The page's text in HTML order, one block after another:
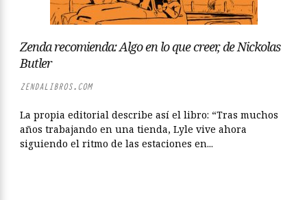
Zenda recomienda: Algo en lo que creer, de Nickolas
Butler
ZENDALIBROS.COM
La propia editorial describe así el libro: “Tras muchos
años trabajando en una tienda, Lyle vive ahora
siguiendo el ritmo de las estaciones en...